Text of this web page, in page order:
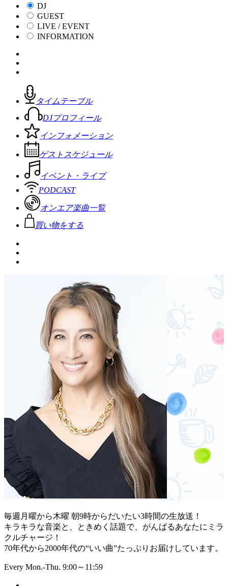
DJ
GUEST
LIVE / EVENT
INFORMATION
タイムテーブル
DJプロフィール
インフォメーション
ゲストスケジュール
イベント・ライブ
PODCAST
オンエア楽曲一覧
買い物をする
毎週月曜から木曜 朝9時からだいたい3時間の生放送！
キラキラな音楽と、ときめく話題で、がんばるあなたにミラ
クルチャージ！
70年代から2000年代の“いい曲”たっぷりお届けしています。
Every Mon.-Thu. 9:00～11:59